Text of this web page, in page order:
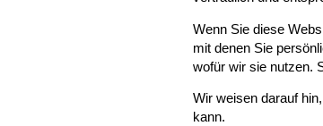
Wenn Sie diese
mit denen Sie
wofür wir sie nutzen.
Wir weisen darauf
kann.